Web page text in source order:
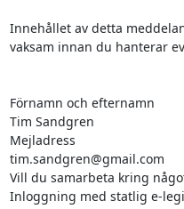
Innehållet av detta
vaksam innan du hanterar
Förnamn och efternamn
Tim Sandgren
Mejladress
tim.sandgren@gmail.com
Vill du samarbeta kring
Inloggning med statlig e-